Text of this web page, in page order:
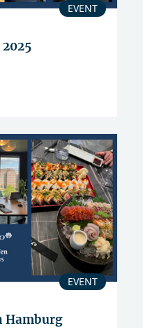
EVENT
EVENT
Hamburg